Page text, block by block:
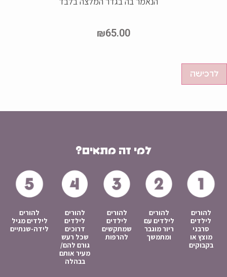
₪65.00
לרכישה
למי זה מתאים?
להורים
לילדים
סרבני
מוצץ או
בקבוקים
להורים
לילדים עם
ריור מוגבר
ומתמשך
להורים
לילדים
שמתקשים
להרפות
להורים
לילדים
דרוכים
שכל רעש
גורם להם/
מעיר אותם
בבהלה
להורים
לילדים מגיל
לידה-שנתיים